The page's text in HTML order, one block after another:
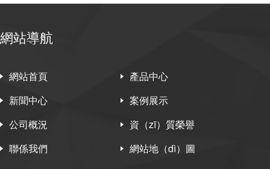
網站導航
網站首頁
產品中心
新聞中心
案例展示
公司概況
資（zī）質榮譽
聯係我們
網站地（dì）圖